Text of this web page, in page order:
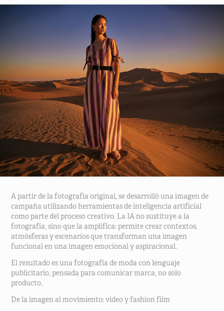
A partir de la fotografía original, se desarrolló una imagen de
campaña utilizando herramientas de inteligencia artificial
como parte del proceso creativo. La IA no sustituye a la
fotografía, sino que la amplifica: permite crear contextos,
atmósferas y escenarios que transforman una imagen
funcional en una imagen emocional y aspiracional.
El resultado es una fotografía de moda con lenguaje
publicitario, pensada para comunicar marca, no solo
producto.
De la imagen al movimiento: vídeo y fashion film